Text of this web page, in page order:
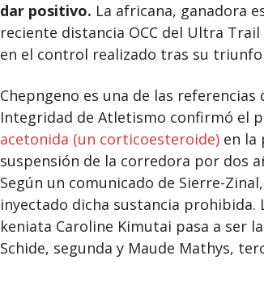
dar positivo. La africana, ganadora
reciente distancia OCC del Ultra
en el control realizado tras su triunfo
Chepngeno es una de las
Integridad de Atletismo confirmó el
acetonida (un corticoesteroide)en la
suspensión de la corredora por dos
Según un comunicado de Sierre-
inyectado dicha sustancia
keniata Caroline Kimutai pasa a ser
Schide, segunda y Maude Mathys,